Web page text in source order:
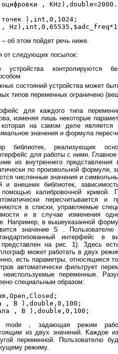
,
точек ),int,0,1024;
– об этом пойдет речь ниже.
от следующих посылок:
состояний устройства может
типов переменных ограничено
для каждого типа
изменяя лишь некоторые
которая на самом деле
значения и формула
библиотек, реализующих
для работы с ними. Главное
из внутреннего
по произвольной формуле,
численные значения и
и внешних библиотек,
калибровочной кривой.
пересчитывается и
в списки, управляемые
и в случае изменения
Например, в вышеуказанной
значение S .
интерфейс в
на рис. 1). Здесь
может работать в двух
есть параметры, относящиеся
автоматически фильтрует
переменные.
специальным образом:
, В ),double,0,100;
mode , задающая режим
из двух значений. Каждое
переменной. Пользователю
режиму.